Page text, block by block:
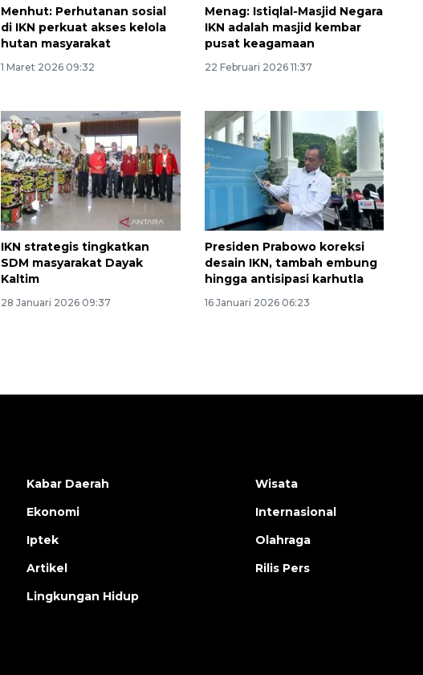
Menhut: Perhutanan sosial
di IKN perkuat akses kelola
hutan masyarakat
1 Maret 2026 09:32
Menag: Istiqlal-Masjid Negara
IKN adalah masjid kembar
pusat keagamaan
22 Februari 2026 11:37
IKN strategis tingkatkan
SDM masyarakat Dayak
Kaltim
28 Januari 2026 09:37
Presiden Prabowo koreksi
desain IKN, tambah embung
hingga antisipasi karhutla
16 Januari 2026 06:23
SPHP jaga harga beras
2026-08-08 06:00:00
Kabar Daerah
Ekonomi
Iptek
Artikel
Lingkungan Hidup
Wisata
Internasional
Olahraga
Rilis Pers